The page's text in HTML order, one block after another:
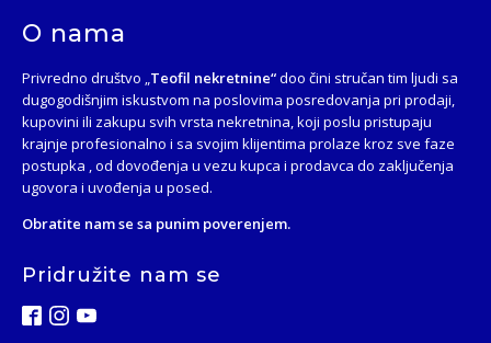
O nama
Privredno društvo „Teofil nekretnine“doo čini stručan tim ljudi sa
dugogodišnjim iskustvom na poslovima posredovanja pri prodaji,
kupovini ili zakupu svih vrsta nekretnina, koji poslu pristupaju
krajnje profesionalno i sa svojim klijentima prolaze kroz sve faze
postupka , od dovođenja u vezu kupca i prodavca do zaključenja
ugovora i uvođenja u posed.
Obratite nam se sa punim poverenjem.
Pridružite nam se